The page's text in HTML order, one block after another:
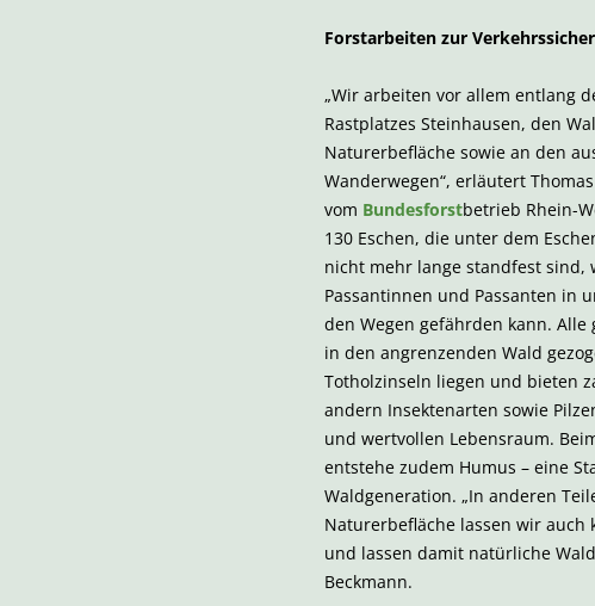
Forstarbeiten zur
„Wir arbeiten vor allem entlang
Rastplatzes Steinhausen, den
Naturerbefläche sowie an den
Wanderwegen“, erläutert Thomas
vom Bundesforstbetrieb Rhein-
130 Eschen, die unter dem
nicht mehr lange standfest sind,
Passantinnen und Passanten in
den Wegen gefährden kann.
in den angrenzenden Wald
Totholzinseln liegen und bieten
andern Insektenarten sowie
und wertvollen Lebensraum.
entstehe zudem Humus – eine
Waldgeneration. „In anderen
Naturerbefläche lassen wir auch
und lassen damit natürliche
Beckmann.